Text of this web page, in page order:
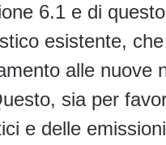
6.1 e di
esistente,
alle nuove
sia per
e delle